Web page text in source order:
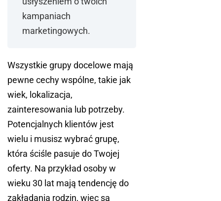
kampaniach
marketingowych.
Wszystkie grupy docelowe mają
pewne cechy wspólne, takie jak
wiek, lokalizacja,
zainteresowania lub potrzeby.
Potencjalnych klientów jest
wielu i musisz wybrać grupę,
która ściśle pasuje do Twojej
oferty. Na przykład osoby w
wieku 30 lat mają tendencję do
zakładania rodzin, więc są